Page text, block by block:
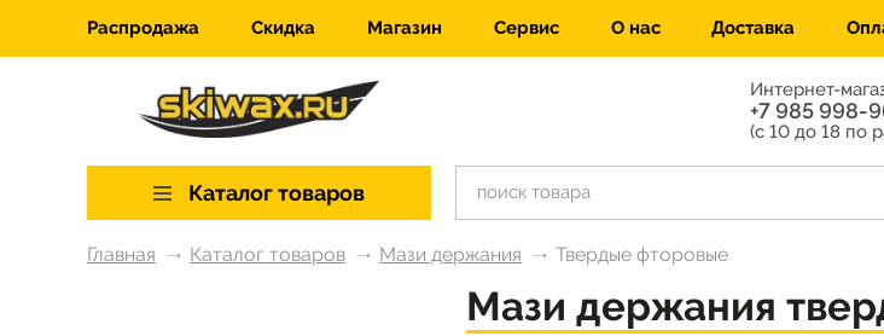
Распродажа Скидка Магазин Сервис О нас Доставка
Интернет-
+7 985 998-
(с 10 до 18 по
Каталог товаров
Главная Каталог товаров Мази держания Твердые фторовые
Мази держания